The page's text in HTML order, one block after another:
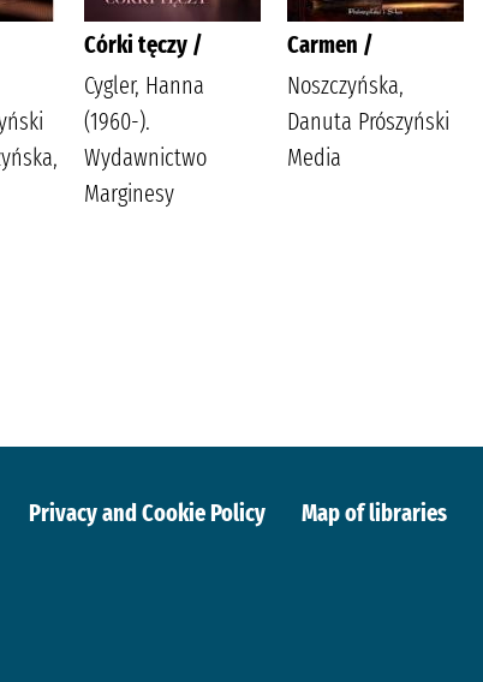
Córki tęczy /
Cygler, Hanna
(1960-).
Wydawnictwo
Marginesy
Carmen /
Noszczyńska,
Danuta Prószyński
Media
Privacy and Cookie Policy Map of libraries